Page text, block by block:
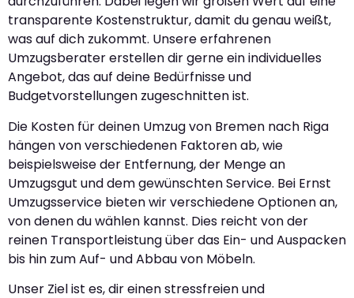
transparente Kostenstruktur, damit du genau weißt,
was auf dich zukommt. Unsere erfahrenen
Umzugsberater erstellen dir gerne ein individuelles
Angebot, das auf deine Bedürfnisse und
Budgetvorstellungen zugeschnitten ist.
Die Kosten für deinen Umzug von Bremen nach Riga
hängen von verschiedenen Faktoren ab, wie
beispielsweise der Entfernung, der Menge an
Umzugsgut und dem gewünschten Service. Bei Ernst
Umzugsservice bieten wir verschiedene Optionen an,
von denen du wählen kannst. Dies reicht von der
reinen Transportleistung über das Ein- und Auspacken
bis hin zum Auf- und Abbau von Möbeln.
Unser Ziel ist es, dir einen stressfreien und